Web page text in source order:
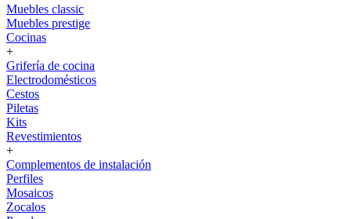
Muebles classic
Muebles prestige
Cocinas
+
Grifería de cocina
Electrodomésticos
Cestos
Piletas
Kits
Revestimientos
+
Complementos de instalación
Perfiles
Mosaicos
Zocalos